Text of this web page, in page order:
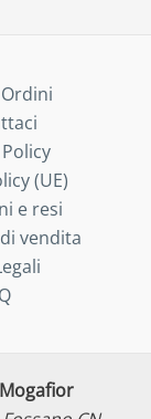
(UE)
e resi
vendita